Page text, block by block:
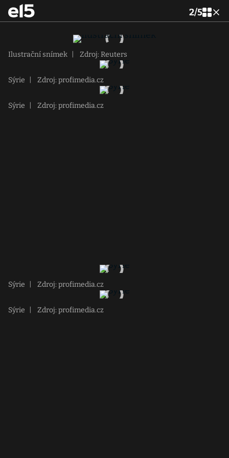
2/5
Ilustrační snímek Zdroj: Reuters
Sýrie Zdroj: profimedia.cz
Sýrie Zdroj: profimedia.cz
Sýrie Zdroj: profimedia.cz
Sýrie Zdroj: profimedia.cz